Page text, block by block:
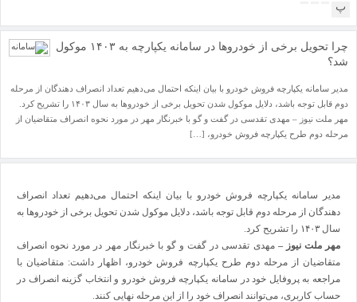
پ
چرا تحویل برخی از خودروها در سامانه یکپارچه به ۱۴۰۳ موکول
شد؟
مدیر سامانه یکپارچه فروش خودرو با بیان اینکه احتمال می‌دهیم تعداد انصراف دهندگان از مرحله
دوم قابل توجه باشد، دلایل موکول شدن تحویل برخی از خودروها به سال ۱۴۰۳ را تشریح کرد.
مهر ملت نیوز – مهدی تقدسی در گفت و گو با خبرنگار مهر در مورد نحوه انصراف متقاضیان از
مرحله دوم طرح یکپارچه فروش خودرو، […]
مدیر سامانه یکپارچه فروش خودرو با بیان اینکه احتمال می‌دهیم تعداد انصراف
دهندگان از مرحله دوم قابل توجه باشد، دلایل موکول شدن تحویل برخی از خودروها به
سال ۱۴۰۳ را تشریح کرد.
مهر ملت نیوز – مهدی تقدسی در گفت و گو با خبرنگار مهر در مورد نحوه انصراف
متقاضیان از مرحله دوم طرح یکپارچه فروش خودرو، اظهار داشت: متقاضیان با
مراجعه به پروفایل خود در سامانه یکپارچه فروش خودرو و انتخاب گزینه انصراف در
حساب کاربری، می‌توانند انصراف خود را از این مرحله نهایی کنند.